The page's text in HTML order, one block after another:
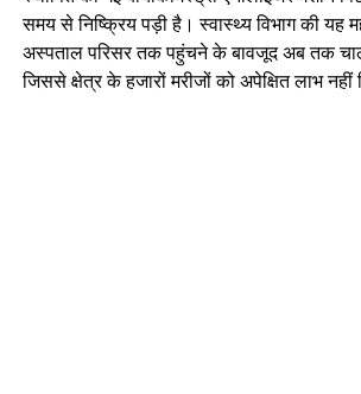
समय से निष्क्रिय पड़ी है। स्वास्थ्य विभाग की यह
अस्पताल परिसर तक पहुंचने के बावजूद अब तक
जिससे क्षेत्र के हजारों मरीजों को अपेक्षित लाभ नहीं